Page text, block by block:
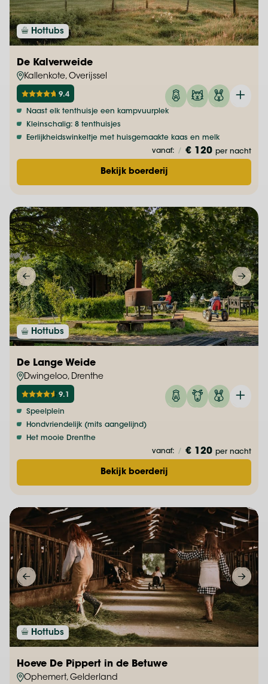
Hottubs
De Kalverweide
Kallenkote, Overijssel
9.4
Naast elk tenthuisje een kampvuurplek
Kleinschalig: 8 tenthuisjes
Eerlijkheidswinkeltje met huisgemaakte kaas en melk
vanaf: / € 120 per nacht
Bekijk boerderij
Hottubs
De Lange Weide
Dwingeloo, Drenthe
9.1
Speelplein
Hondvriendelijk (mits aangelijnd)
Het mooie Drenthe
vanaf: / € 120 per nacht
Bekijk boerderij
Hottubs
Hoeve De Pippert in de Betuwe
Ophemert, Gelderland